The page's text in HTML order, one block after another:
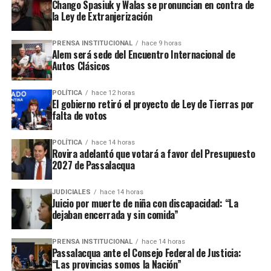
con su banda Massacre en La Rioja. El sobrino de Ramón
Ayala e hijo de Vicente Cidade se muestra así a través de
un video que subieron hoy a Instagram.
“Me considero misionero”
Chowy Fernández es uno de los máximos virtuosos del
metal argentino. En 2024 publicó su último EP hasta el
momento, “La muerte del robot”, una serie de cinco
canciones en las que muestra todo su talento con siete
cuerdas.
Chango Spasiuk y Walas se pronuncian en contra de
la Ley de Extranjerización
PRENSA INSTITUCIONAL hace 9 horas
Alem será sede del Encuentro Internacional de
Autos Clásicos
POLÍTICA hace 12 horas
El gobierno retiró el proyecto de Ley de Tierras por
falta de votos
POLÍTICA hace 14 horas
Rovira adelantó que votará a favor del Presupuesto
2027 de Passalacqua
JUDICIALES hace 14 horas
Juicio por muerte de niña con discapacidad: “La
dejaban encerrada y sin comida”
PRENSA INSTITUCIONAL hace 14 horas
Passalacqua ante el Consejo Federal de Justicia:
“Las provincias somos la Nación”